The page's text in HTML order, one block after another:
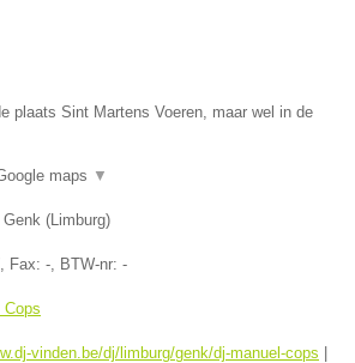
plaats Sint Martens Voeren, maar wel in de
maps ▼
Genk (Limburg)
, Fax: -, BTW-nr: -
Cops
vinden.be/dj/limburg/genk/dj-manuel-cops